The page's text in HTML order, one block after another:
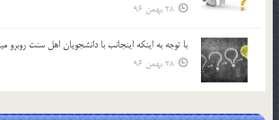
28 بهمن 96
با توجه به اينكه اينجانب با دانشجويان اهل سنت روبرو مي‎شوم، …
28 بهمن 96